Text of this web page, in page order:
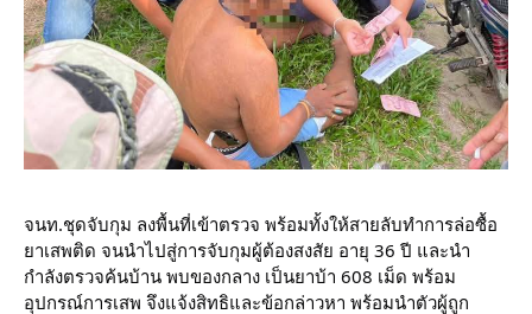
จนท.ชุดจับกุม ลงพื้นที่เข้าตรวจ พร้อมทั้งให้สายลับทำการล่อซื้อ
ยาเสพติด จนนำไปสู่การจับกุมผู้ต้องสงสัย อายุ 36 ปี และนำ
กำลังตรวจค้นบ้าน พบของกลาง เป็นยาบ้า 608 เม็ด พร้อม
อุปกรณ์การเสพ จึงแจ้งสิทธิและข้อกล่าวหา พร้อมนำตัวผู้ถูก